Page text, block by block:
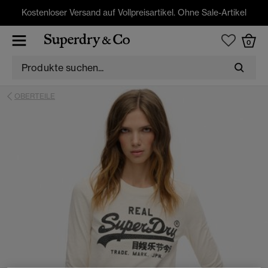
Kostenloser Versand auf Vollpreisartikel. Ohne Sale-Artikel
0
OBERTEILE